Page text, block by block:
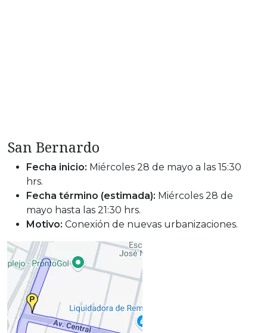
San Bernardo
Fecha inicio: Miércoles 28 de mayo a las 15:30
hrs.
Fecha término (estimada): Miércoles 28 de
mayo hasta las 21:30 hrs.
Motivo: Conexión de nuevas urbanizaciones.